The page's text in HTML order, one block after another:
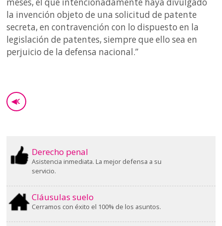
la invención objeto de una solicitud de patente
secreta, en contravención con lo dispuesto en la
legislación de patentes, siempre que ello sea en
perjuicio de la defensa nacional.”
◀GO BACK
Derecho penal
Asistencia inmediata. La mejor defensa a su
servicio.
Cláusulas suelo
Cerramos con éxito el 100% de los asuntos.